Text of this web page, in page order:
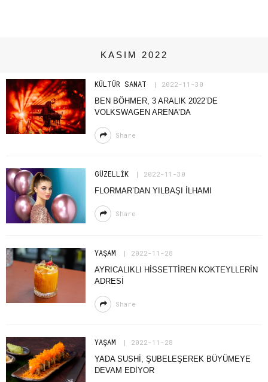
KASIM 2022
KÜLTÜR SANAT
2022-11-30
BEN BÖHMER, 3 ARALIK 2022’DE
VOLKSWAGEN ARENA’DA
Share
GÜZELLIK
2022-11-30
FLORMAR’DAN YILBAŞI İLHAMI
Share
YAŞAM
2022-11-28
AYRICALIKLI HISSETTIREN KOKTEYLLERIN
ADRESI
Share
YAŞAM
2022-11-28
YADA SUSHI, ŞUBELEŞEREK BÜYÜMEYE
DEVAM EDIYOR